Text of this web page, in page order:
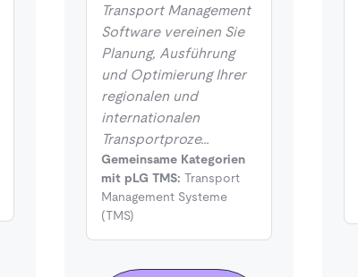
Transport Management
Software vereinen Sie
Planung, Ausführung
und Optimierung Ihrer
regionalen und
internationalen
Transportproze…
Gemeinsame Kategorien
mit pLG TMS: Transport
Management Systeme
(TMS)